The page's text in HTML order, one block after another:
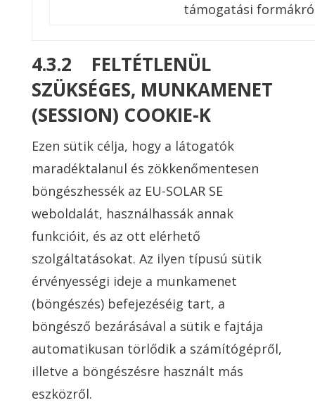
támogatási
4.3.2 FELTÉTLENÜL
SZÜKSÉGES, MUNKAMENET
(SESSION) COOKIE-K
Ezen sütik célja, hogy a látogatók
maradéktalanul és zökkenőmentesen
böngészhessék az EU-SOLAR SE
weboldalát, használhassák annak
funkcióit, és az ott elérhető
szolgáltatásokat. Az ilyen típusú sütik
érvényességi ideje a munkamenet
(böngészés) befejezéséig tart, a
böngésző bezárásával a sütik e fajtája
automatikusan törlődik a számítógépről,
illetve a böngészésre használt más
eszközről.